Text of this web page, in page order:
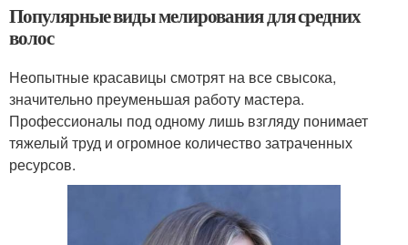
Популярные виды мелирования для средних
волос
Неопытные красавицы смотрят на все свысока,
значительно преуменьшая работу мастера.
Профессионалы под одному лишь взгляду понимает
тяжелый труд и огромное количество затраченных
ресурсов.